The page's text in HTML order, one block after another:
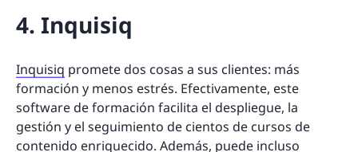
4. Inquisiq
Inquisiq promete dos cosas a sus clientes: más
formación y menos estrés. Efectivamente, este
software de formación facilita el despliegue, la
gestión y el seguimiento de cientos de cursos de
contenido enriquecido. Además, puede incluso